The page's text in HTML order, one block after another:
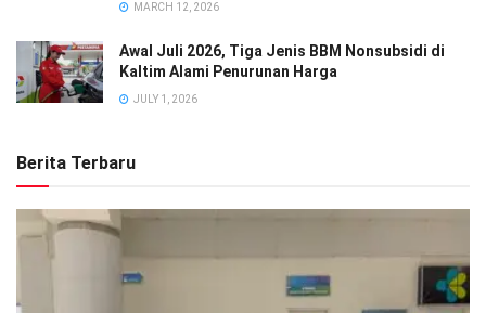
MARCH 12, 2026
Awal Juli 2026, Tiga Jenis BBM Nonsubsidi di
Kaltim Alami Penurunan Harga
JULY 1, 2026
Berita Terbaru